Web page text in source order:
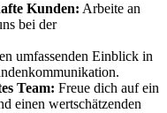
Kunden: Arbeite an
bei der
umfassenden Einblick in
Team: Freue dich auf ein
einen wertschätzenden